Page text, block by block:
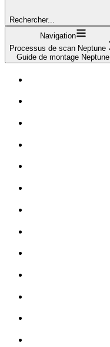
Rechercher...
Navigation
Processus de scan Neptune
Guide de montage Neptune